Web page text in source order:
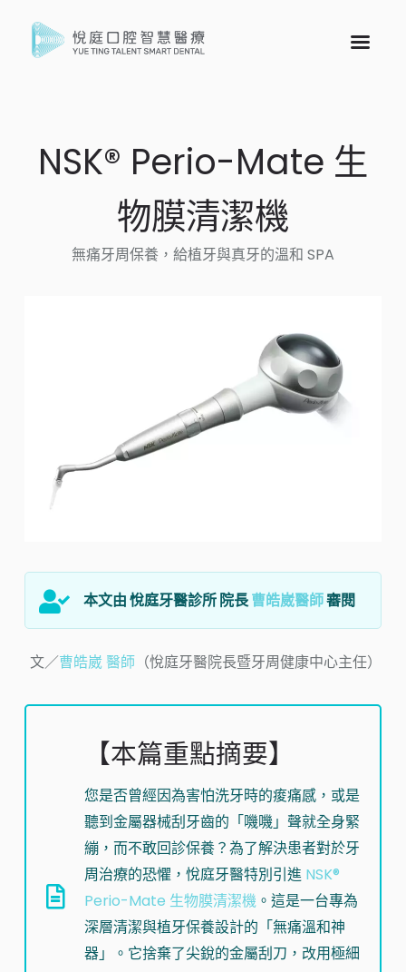
NSK® Perio-Mate 生
物膜清潔機
無痛牙周保養，給植牙與真牙的溫和 SPA
本文由 悅庭牙醫診所 院長曹皓崴醫師審閱
文／曹皓崴 醫師 （悅庭牙醫院長暨牙周健康中心主任）
【本篇重點摘要】
您是否曾經因為害怕洗牙時的痠痛感，或是
聽到金屬器械刮牙齒的「嘰嘰」聲就全身緊
繃，而不敢回診保養？為了解決患者對於牙
周治療的恐懼，悅庭牙醫特別引進 NSK®
Perio-Mate 生物膜清潔機。這是一台專為
深層清潔與植牙保養設計的「無痛溫和神
器」。它捨棄了尖銳的金屬刮刀，改用極細